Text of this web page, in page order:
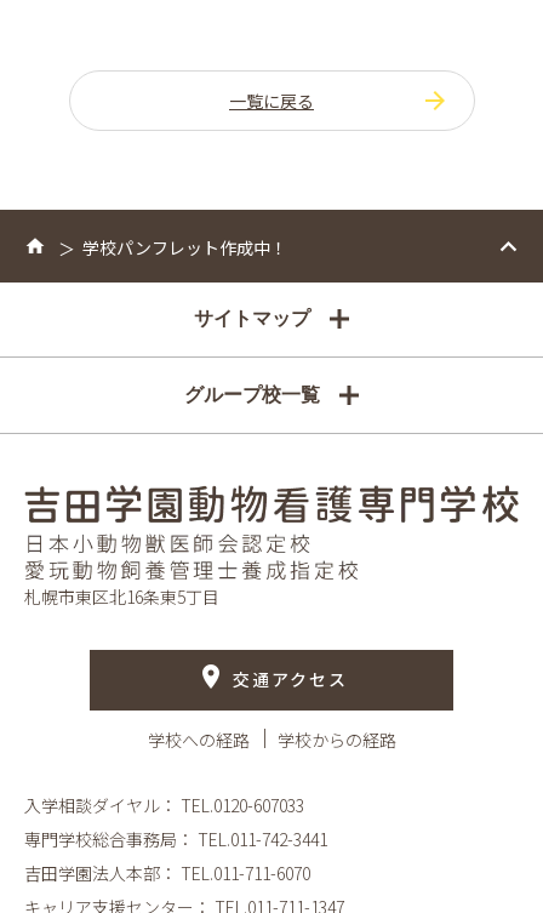
一覧に戻る
学校パンフレット作成中！
サイトマップ
グループ校一覧
札幌市東区北16条東5丁目
交通アクセス
学校への経路 学校からの経路
入学相談ダイヤル： TEL.0120-607033
専門学校総合事務局： TEL.011-742-3441
吉田学園法人本部： TEL.011-711-6070
キャリア支援センター： TEL.011-711-1347